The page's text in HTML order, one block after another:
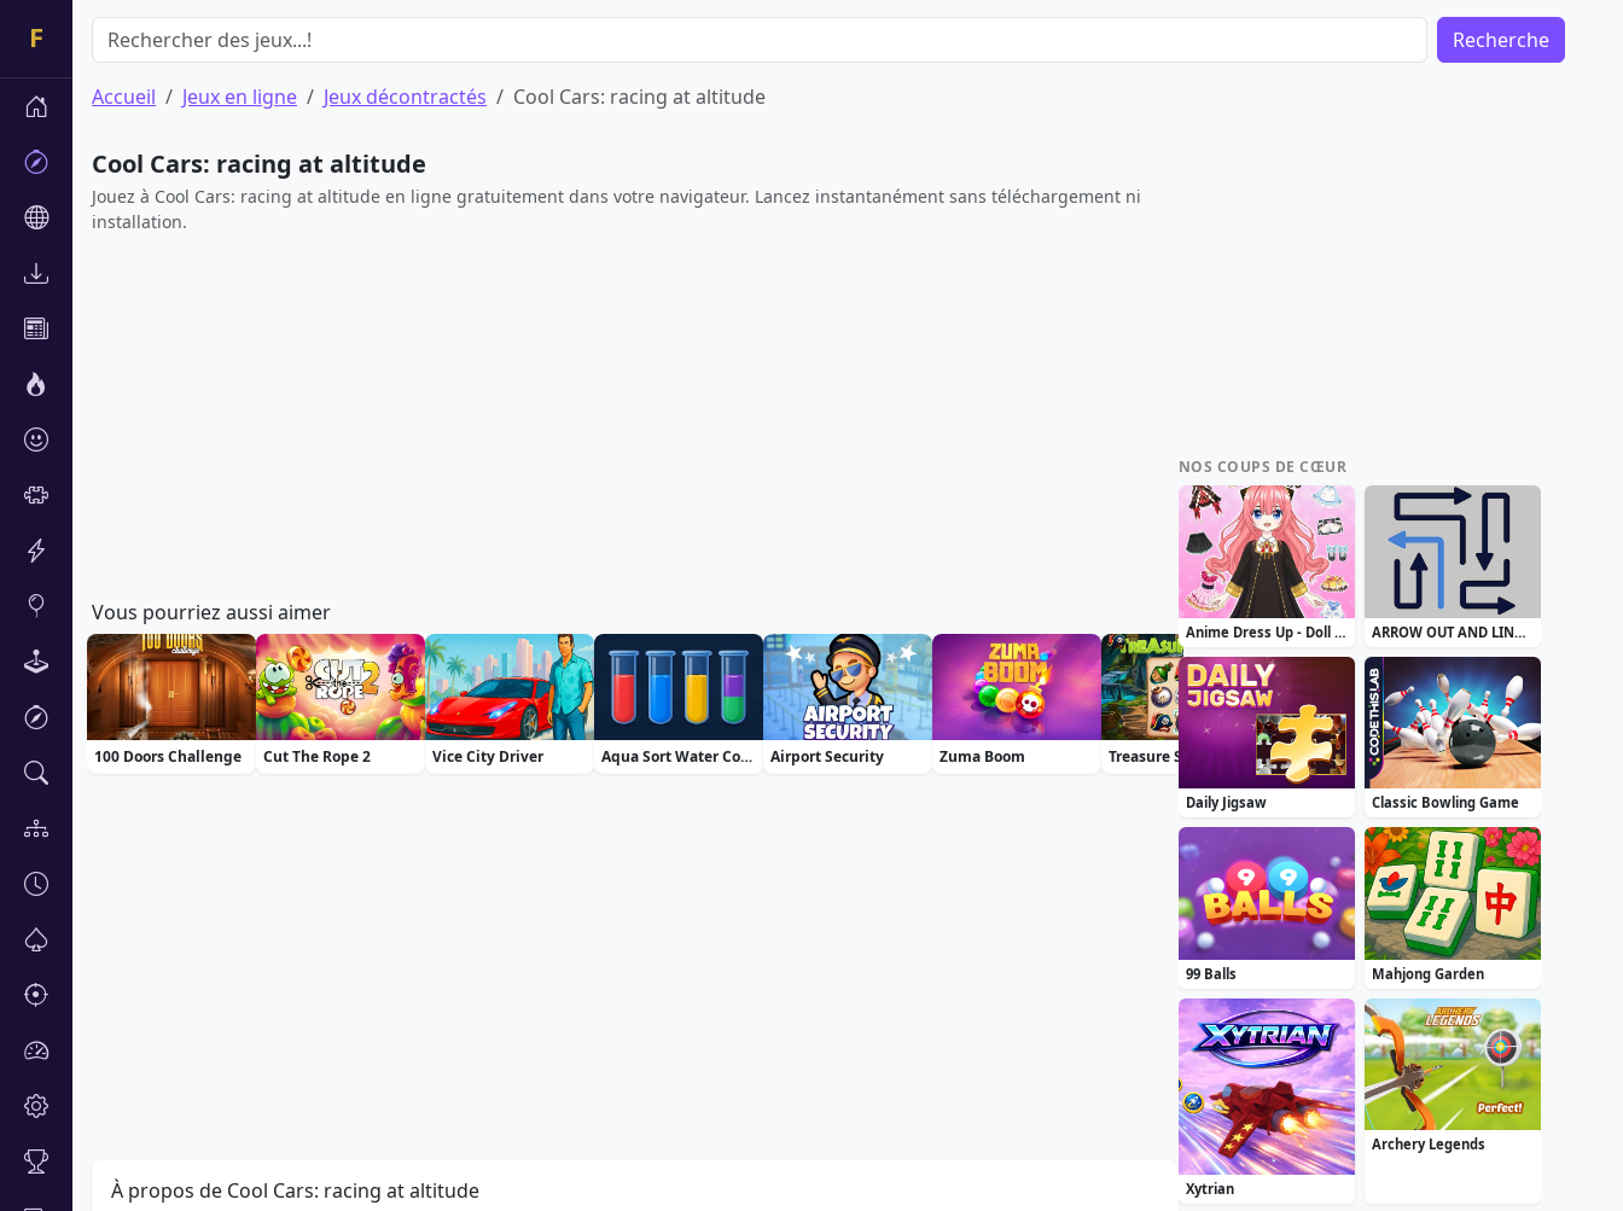
Recherche
Accueil Jeux en ligne Jeux décontractés Cool Cars: racing at altitude
Jouer maintenant
Cool Cars: racing at altitude
Jouez à Cool Cars: racing at altitude en ligne gratuitement dans votre navigateur. Lancez instantanément sans téléchargement ni
installation.
Vous pourriez aussi aimer
100 Doors Challenge Cut The Rope 2 Vice City Driver Aqua Sort Water Color Puzzle Airport Security Zuma Boom Treasure Seeker Blackriver Mystery. Hidden Objects Accurate 2D
À propos de Cool Cars: racing at altitude
NOS COUPS DE CŒUR
Anime Dress Up - Doll Dress Up ARROW OUT AND LINKER
Daily Jigsaw Classic Bowling Game
99 Balls Mahjong Garden
Xytrian
Archery Legends